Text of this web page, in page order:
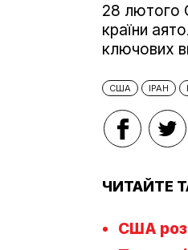
28 лютого
країни
ключових
США ІРАН
ЧИТАЙТЕ
США